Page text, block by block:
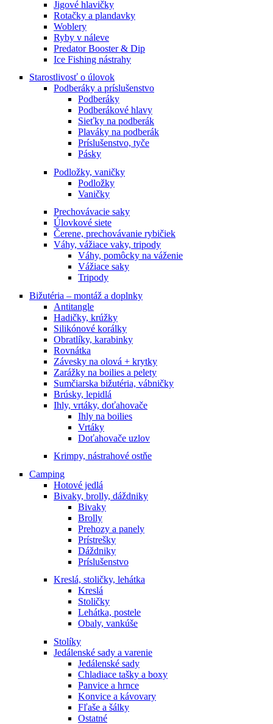
Jigové hlavičky
Rotačky a plandavky
Woblery
Ryby v náleve
Predator Booster & Dip
Ice Fishing nástrahy
Starostlivosť o úlovok
Podberáky a príslušenstvo
Podberáky
Podberákové hlavy
Sieťky na podberák
Plaváky na podberák
Príslušenstvo, tyče
Pásky
Podložky, vaničky
Podložky
Vaničky
Prechovávacie saky
Úlovkové siete
Čerene, prechovávanie rybičiek
Váhy, vážiace vaky, tripody
Váhy, pomôcky na váženie
Vážiace saky
Tripody
Bižutéria – montáž a doplnky
Antitangle
Hadičky, krúžky
Silikónové korálky
Obratlíky, karabinky
Rovnátka
Závesky na olová + krytky
Zarážky na boilies a pelety
Sumčiarska bižutéria, vábničky
Brúsky, lepidlá
Ihly, vrtáky, doťahovače
Ihly na boilies
Vrtáky
Doťahovače uzlov
Krimpy, nástrahové ostňe
Camping
Hotové jedlá
Bivaky, brolly, dáždniky
Bivaky
Brolly
Prehozy a panely
Prístrešky
Dáždniky
Príslušenstvo
Kreslá, stoličky, lehátka
Kreslá
Stoličky
Lehátka, postele
Obaly, vankúše
Stolíky
Jedálenské sady a varenie
Jedálenské sady
Chladiace tašky a boxy
Panvice a hrnce
Konvice a kávovary
Fľaše a šálky
Ostatné